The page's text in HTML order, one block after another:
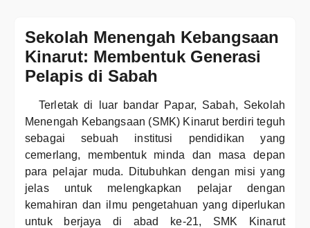
Sekolah Menengah Kebangsaan
Kinarut: Membentuk Generasi
Pelapis di Sabah
Terletak di luar bandar Papar, Sabah, Sekolah
Menengah Kebangsaan (SMK) Kinarut berdiri teguh
sebagai sebuah institusi pendidikan yang
cemerlang, membentuk minda dan masa depan
para pelajar muda. Ditubuhkan dengan misi yang
jelas untuk melengkapkan pelajar dengan
kemahiran dan ilmu pengetahuan yang diperlukan
untuk berjaya di abad ke-21, SMK Kinarut